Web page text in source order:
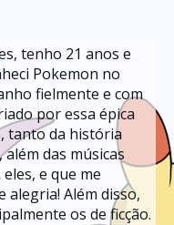
tenho 21 anos e
Pokemon no
fielmente e com
por essa épica
tanto da história
das músicas
e que me
alegria! Além disso,
os de ficção.